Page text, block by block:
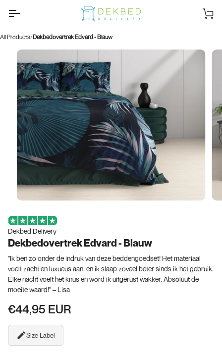
naar
All Products Dekbedovertrek Edvard - Blauw
Dekbed Delivery
Dekbedovertrek Edvard - Blauw
"Ik ben zo onder de indruk van deze beddengoedset! Het materiaal
voelt zacht en luxueus aan, en ik slaap zoveel beter sinds ik het gebruik.
Elke nacht voelt het knus en word ik uitgerust wakker. Absoluut de
moeite waard!" – Lisa
€44,95 EUR
Size Label